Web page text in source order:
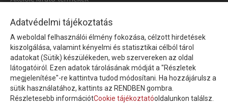
HÍRLEVÉL
Íratkozzon fel hírlevelünkre!
Feliratkozom a hírlevélre és nyilatkozom, hogy azadatkezelési
Adatvédelmi tájékoztatás
A weboldal felhasználói élmény fokozása, célzott hirdetések
kiszolgálása, valamint kényelmi és statisztikai célból tárol
adatokat (Sütik) készülékeden, web szervereken az oldal
látogatóiról. Ezen adatok tárolásának módját a "Részletek
megjelenítése"-re kattintva tudod módosítani. Ha hozzájárulsz a
sütik használatához, kattints az RENDBEN gombra.
Részletesebb információtCookie tájékoztatóoldalunkon találsz.